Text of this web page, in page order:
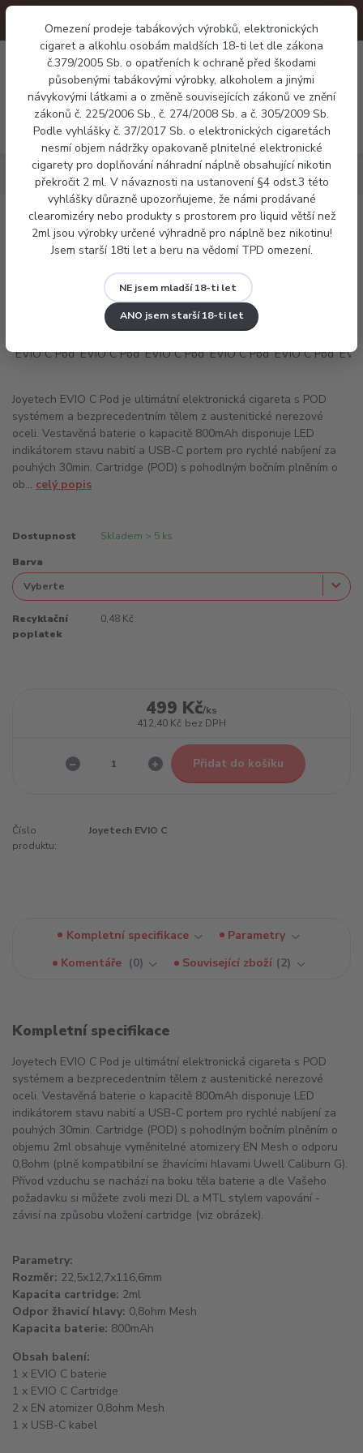
Omezení prodeje tabákových výrobků, elektronických
cigaret a alkohlu osobám maldších 18-ti let dle zákona
č.379/2005 Sb. o opatřeních k ochraně před škodami
působenými tabákovými výrobky, alkoholem a jinými
návykovými látkami a o změně souvisejících zákonů ve znění
zákonů č. 225/2006 Sb., č. 274/2008 Sb. a č. 305/2009 Sb.
Podle vyhlášky č. 37/2017 Sb. o elektronických cigaretách
nesmí objem nádržky opakovaně plnitelné elektronické
cigarety pro doplňování náhradní náplně obsahující nikotin
překročit 2 ml. V návaznosti na ustanovení §4 odst.3 této
vyhlášky důrazně upozorňujeme, že námi prodávané
clearomizéry nebo produkty s prostorem pro liquid větší než
2ml jsou výrobky určené výhradně pro náplně bez nikotinu!
Jsem starší 18ti let a beru na vědomí TPD omezení.
NE jsem mladší 18-ti let
ANO jsem starší 18-ti let
Menu
0 Kč
Elektronické cigarety Pod systémy Joyetech EVIO C Pod
Joyetech EVIO C Pod
Joyetech EVIO C Pod je ultimátní elektronická cigareta s POD
systémem a bezprecedentním tělem z austenitické nerezové
oceli. Vestavěná baterie o kapacitě 800mAh disponuje LED
indikátorem stavu nabití a USB-C portem pro rychlé nabíjení za
pouhých 30min. Cartridge (POD) s pohodlným bočním plněním o
ob... celý popis
Dostupnost Skladem > 5 ks
Barva
Recyklační
poplatek
0,48 Kč
499 Kč/ks
412,40 Kč bez DPH
Přidat do košíku
Číslo
produktu:
Joyetech EVIO C
Kompletní specifikace
Parametry
Komentáře
0 Související zboží 2
Kompletní specifikace
Joyetech EVIO C Pod je ultimátní elektronická cigareta s POD
systémem a bezprecedentním tělem z austenitické nerezové
oceli. Vestavěná baterie o kapacitě 800mAh disponuje LED
indikátorem stavu nabití a USB-C portem pro rychlé nabíjení za
pouhých 30min. Cartridge (POD) s pohodlným bočním plněním o
objemu 2ml obsahuje vyměnitelné atomizery EN Mesh o odporu
0,8ohm (plně kompatibilní se žhavícími hlavami Uwell Caliburn G).
Přívod vzduchu se nachází na boku těla baterie a dle Vašeho
požadavku si můžete zvoli mezi DL a MTL stylem vapování -
závisí na způsobu vložení cartridge (viz obrázek).
Parametry:
Rozměr: 22,5x12,7x116,6mm
Kapacita cartridge: 2ml
Odpor žhavicí hlavy: 0,8ohm Mesh
Kapacita baterie: 800mAh
Obsah balení:
1 x EVIO C baterie
1 x EVIO C Cartridge
2 x EN atomizer 0,8ohm Mesh
1 x USB-C kabel